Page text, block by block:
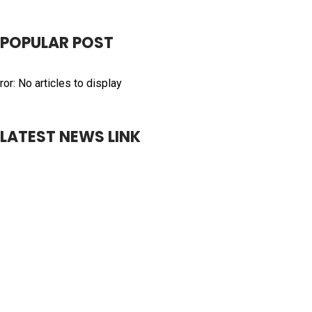
POPULAR POST
No articles to display
LATEST NEWS LINK